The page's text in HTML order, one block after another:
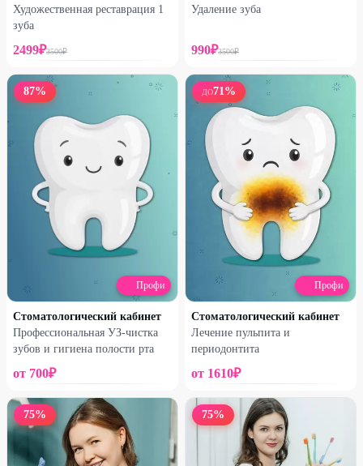
Художественная реставрация 1
зуба
2499₽3500₽
Удаление зуба
990₽3500₽
87%
Профи
Стоматологический кабинет
Профессиональная УЗ-чистка
зубов и гигиена полости рта
от 700₽
ДО71%
Профи
Стоматологический кабинет
Лечение пульпита и
периодонтита
от 1610₽
75% 75%